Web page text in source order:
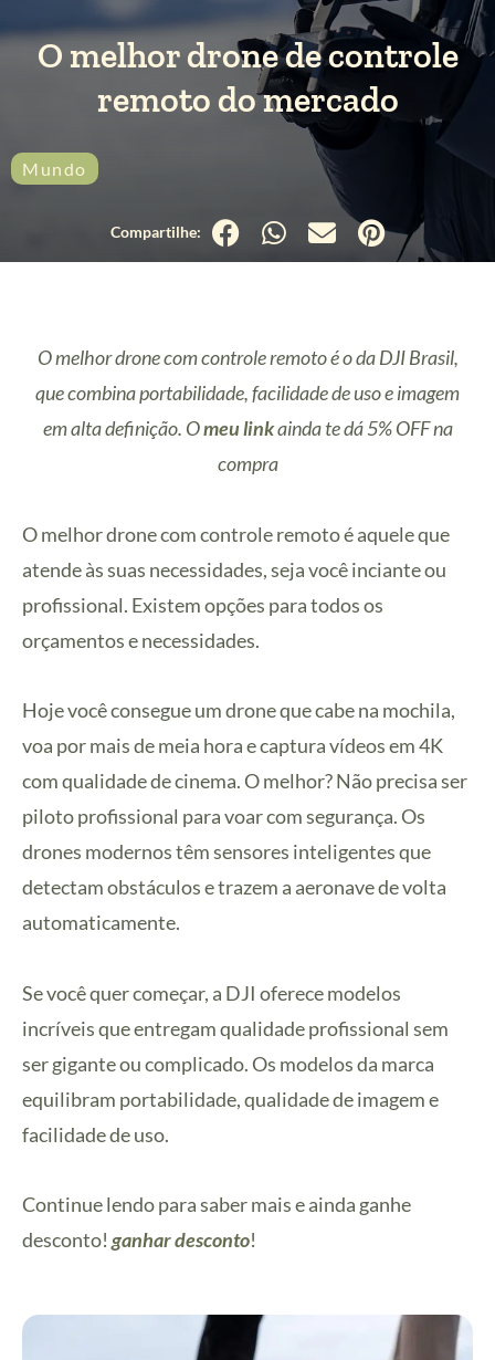
O melhor drone de controle
remoto do mercado
Mundo
O melhor drone com controle remoto é o da DJI Brasil,
que combina portabilidade, facilidade de uso e imagem
em alta definição. Omeu linkainda te dá 5% OFF na
compra
O melhor drone com controle remoto é aquele que
atende às suas necessidades, seja você inciante ou
profissional. Existem opções para todos os
orçamentos e necessidades.
Hoje você consegue um drone que cabe na mochila,
voa por mais de meia hora e captura vídeos em 4K
com qualidade de cinema. O melhor? Não precisa ser
piloto profissional para voar com segurança. Os
drones modernos têm sensores inteligentes que
detectam obstáculos e trazem a aeronave de volta
automaticamente.
Se você quer começar, a DJI oferece modelos
incríveis que entregam qualidade profissional sem
ser gigante ou complicado. Os modelos da marca
equilibram portabilidade, qualidade de imagem e
facilidade de uso.
Continue lendo para saber mais e ainda ganhe
desconto! ganhar desconto!